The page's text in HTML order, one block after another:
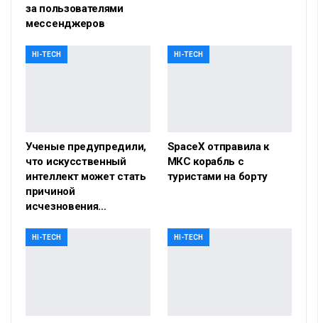
за пользователями
мессенджеров
HI-TECH
Ученые предупредили,
что искусственный
интеллект может стать
причиной
исчезновения…
HI-TECH
SpaceX отправила к
МКС корабль с
туристами на борту
HI-TECH HI-TECH